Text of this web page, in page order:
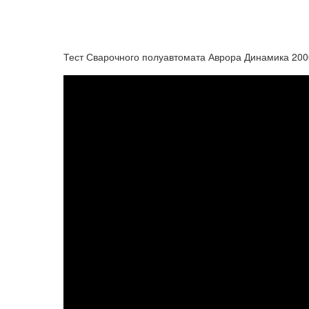
Тест Сварочного полуавтомата Аврора Динамика